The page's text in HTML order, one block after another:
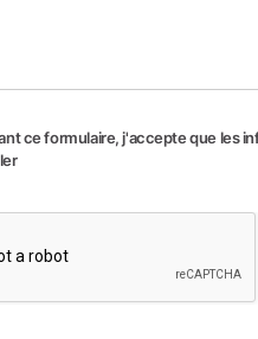
ce formulaire, j'accepte que les